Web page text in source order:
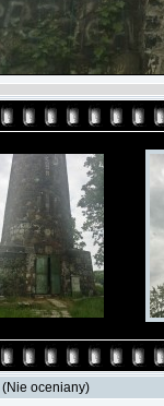
(Nie oceniany)